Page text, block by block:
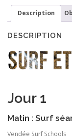
Description
DESCRIPTION
Jour 1
Matin : Surf
Vendée Surf Schools